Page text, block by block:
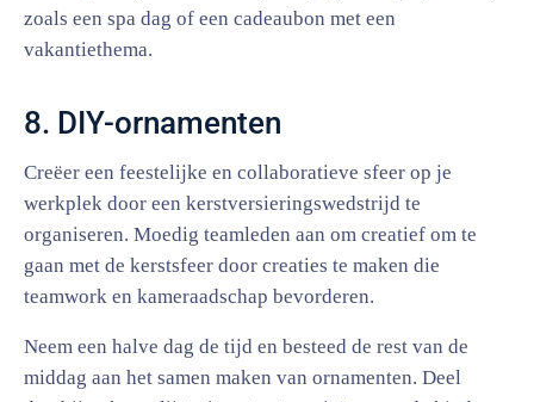
zoals een spa dag of een cadeaubon met een
vakantiethema.
8. DIY-ornamenten
Creëer een feestelijke en collaboratieve sfeer op je
werkplek door een kerstversieringswedstrijd te
organiseren. Moedig teamleden aan om creatief om te
gaan met de kerstsfeer door creaties te maken die
teamwork en kameraadschap bevorderen.
Neem een halve dag de tijd en besteed de rest van de
middag aan het samen maken van ornamenten. Deel